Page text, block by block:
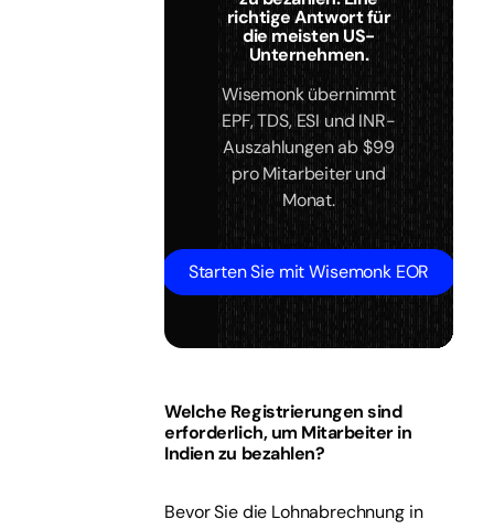
richtige Antwort für
die meisten US-
Unternehmen.
Wisemonk übernimmt
EPF, TDS, ESI und INR-
Auszahlungen ab $99
pro Mitarbeiter und
Monat.
Starten Sie mit Wisemonk EOR
Welche Registrierungen sind
erforderlich, um Mitarbeiter in
Indien zu bezahlen?
Bevor Sie die Lohnabrechnung in